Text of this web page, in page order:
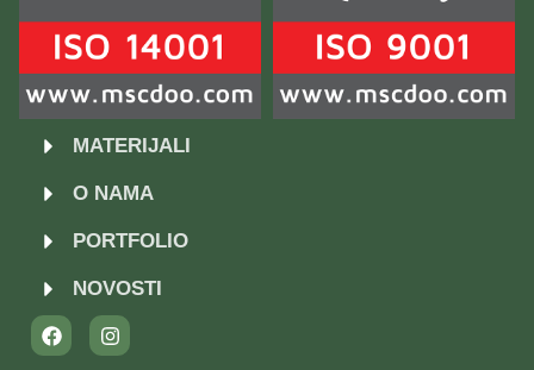
MATERIJALI
O NAMA
PORTFOLIO
NOVOSTI